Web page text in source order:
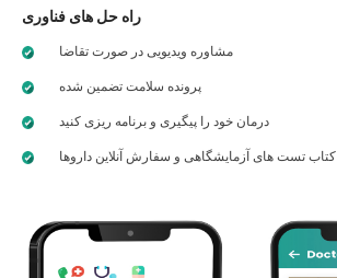
راه حل های فناوری
مشاوره ویدیویی در صورت تقاضا
پرونده سلامت تضمین شده
درمان خود را پیگیری و برنامه ریزی کنید
کتاب تست های آزمایشگاهی و سفارش آنلاین داروها